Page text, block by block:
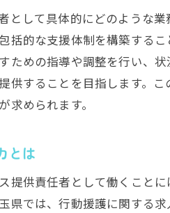
行動援護
新しい時
変化を
行動援護
サービス
として具体的にどのような
括的な支援体制を構築する
ための指導や調整を行い、
供することを目指します。
求められます。
とは
提供責任者として働くこと
県では、行動援護に関する